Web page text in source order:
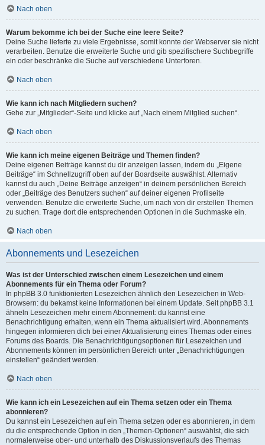
Nach oben
Warum bekomme ich bei der Suche eine leere Seite?
Deine Suche lieferte zu viele Ergebnisse, somit konnte der Webserver sie nicht
verarbeiten. Benutze die erweiterte Suche und gib spezifischere Suchbegriffe
ein oder beschränke die Suche auf verschiedene Unterforen.
Nach oben
Wie kann ich nach Mitgliedern suchen?
Gehe zur „Mitglieder“-Seite und klicke auf „Nach einem Mitglied suchen“.
Nach oben
Wie kann ich meine eigenen Beiträge und Themen finden?
Deine eigenen Beiträge kannst du dir anzeigen lassen, indem du „Eigene
Beiträge“ im Schnellzugriff oben auf der Boardseite auswählst. Alternativ
kannst du auch „Deine Beiträge anzeigen“ in deinem persönlichen Bereich
oder „Beiträge des Benutzers suchen“ auf deiner eigenen Profilseite
verwenden. Benutze die erweiterte Suche, um nach von dir erstellen Themen
zu suchen. Trage dort die entsprechenden Optionen in die Suchmaske ein.
Nach oben
Abonnements und Lesezeichen
Was ist der Unterschied zwischen einem Lesezeichen und einem
Abonnements für ein Thema oder Forum?
In phpBB 3.0 funktionierten Lesezeichen ähnlich den Lesezeichen in Web-
Browsern: du bekamst keine Informationen bei einem Update. Seit phpBB 3.1
ähneln Lesezeichen mehr einem Abonnement: du kannst eine
Benachrichtigung erhalten, wenn ein Thema aktualisiert wird. Abonnements
hingegen informieren dich bei einer Aktualisierung eines Themas oder eines
Forums des Boards. Die Benachrichtigungsoptionen für Lesezeichen und
Abonnements können im persönlichen Bereich unter „Benachrichtigungen
einstellen“ geändert werden.
Nach oben
Wie kann ich ein Lesezeichen auf ein Thema setzen oder ein Thema
abonnieren?
Du kannst ein Lesezeichen auf ein Thema setzen oder es abonnieren, in dem
du die entsprechende Option in den „Themen-Optionen“ auswählst, die sich
normalerweise ober- und unterhalb des Diskussionsverlaufs des Themas